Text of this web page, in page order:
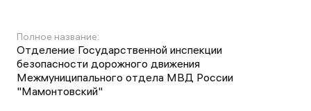
Полное название:
Отделение Государственной инспекции
безопасности дорожного движения
Межмуниципального отдела МВД России
"Мамонтовский"